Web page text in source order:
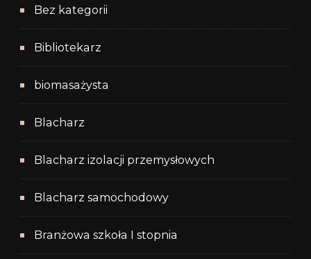
Bez kategorii
Bibliotekarz
biomasażysta
Blacharz
Blacharz izolacji przemysłowych
Blacharz samochodowy
Branżowa szkoła I stopnia